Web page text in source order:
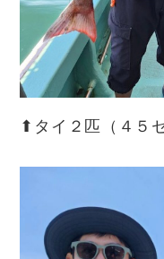
⬆︎タイ２匹（４５